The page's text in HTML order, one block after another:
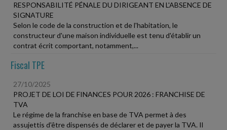
RESPONSABILITÉ PÉNALE DU DIRIGEANT EN L'ABSENCE DE
SIGNATURE
Selon le code de la construction et de l'habitation, le
constructeur d'une maison individuelle est tenu d'établir un
contrat écrit comportant, notamment,...
Fiscal TPE
27/10/2025
PROJET DE LOI DE FINANCES POUR 2026 : FRANCHISE DE
TVA
Le régime de la franchise en base de TVA permet à des
assujettis d'être dispensés de déclarer et de payer la TVA. Il